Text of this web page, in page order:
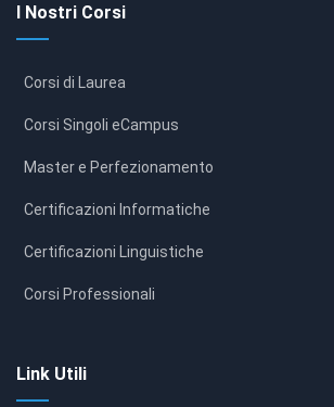
I Nostri Corsi
Corsi di Laurea
Corsi Singoli eCampus
Master e Perfezionamento
Certificazioni Informatiche
Certificazioni Linguistiche
Corsi Professionali
Link Utili